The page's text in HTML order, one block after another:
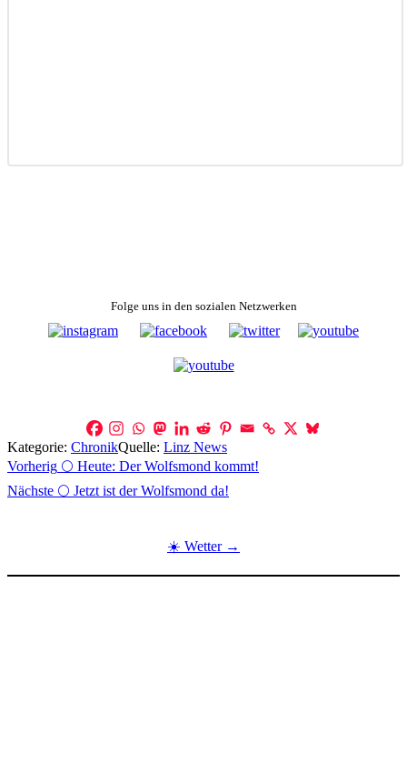
Folge uns in den sozialen Netzwerken
Kategorie: ChronikQuelle: Linz News
Beitragsnavigation
Vorherig 🌕 Heute: Der Wolfsmond kommt!
Nächste 🌕 Jetzt ist der Wolfsmond da!
☀️ Wetter →